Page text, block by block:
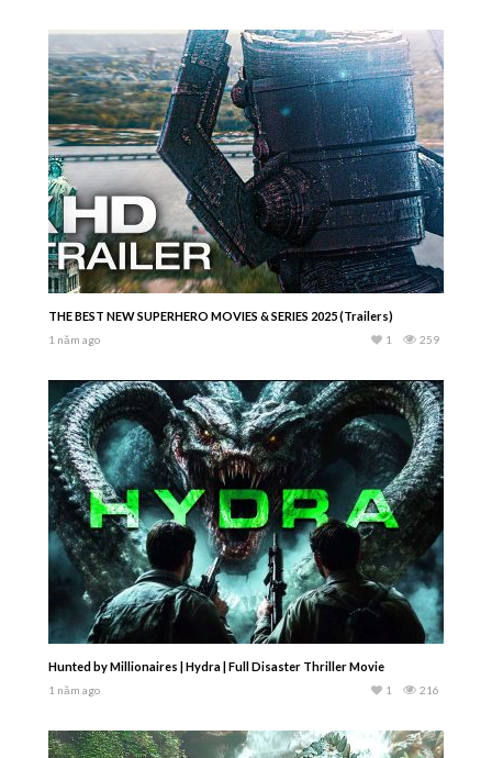
THE BEST NEW SUPERHERO MOVIES & SERIES 2025 (Trailers)
1 năm ago 259
1
Hunted by Millionaires | Hydra | Full Disaster Thriller Movie
1 năm ago 216
1